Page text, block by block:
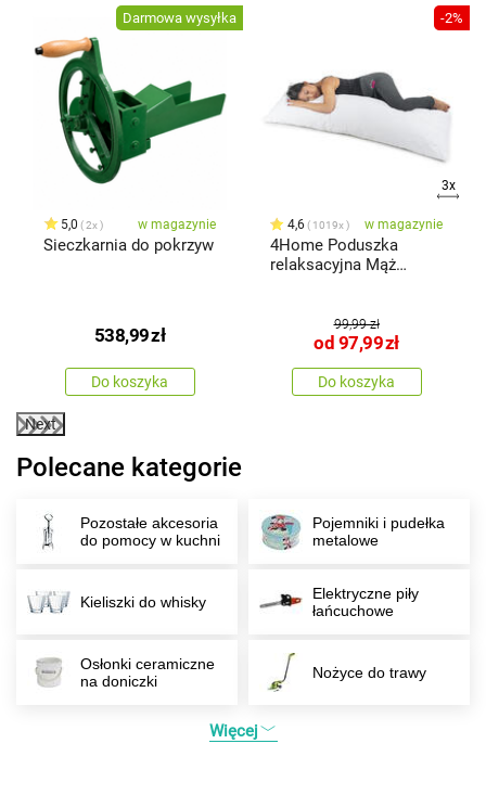
Darmowa wysyłka
5,0 2x w magazynie
Sieczkarnia do pokrzyw
538,99zł
Do koszyka
-2%
3x
4,6 1019x w magazynie
4Home Poduszka
relaksacyjna Mąż
99,99 zł
od 97,99zł
Do koszyka
Next
Polecane kategorie
Pozostałe akcesoria
do pomocy w kuchni
Pojemniki i pudełka
metalowe
Kieliszki do whisky
Elektryczne piły
łańcuchowe
Osłonki ceramiczne
na doniczki
Nożyce do trawy
Więcej